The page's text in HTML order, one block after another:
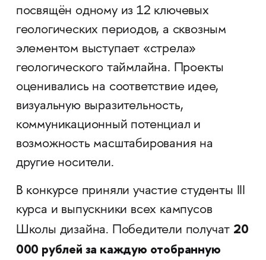
посвящён одному из 12 ключевых
геологических периодов, а сквозным
элементом выступает «стрела»
геологического таймлайна. Проекты
оценивались на соответствие идее,
визуальную выразительность,
коммуникационный потенциал и
возможность масштабирования на
другие носители.
В конкурсе приняли участие студенты III
курса и выпускники всех кампусов
Школы дизайна. Победители получат 20
000 рублей за каждую отобранную